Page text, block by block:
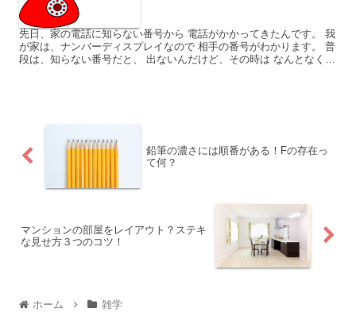
先日、家の電話に知らない番号から 電話がかかってきたんです。 我
が家は、ナンバーディスプレイなので 相手の番号がわかります。 普
段は、知らない番号だと、 出ないんだけど、その時は なんとなく、
鉛筆の濃さには順番がある！Fの存在っ
て何？
マンションの部屋をレイアウト？ステキ
な見せ方３つのコツ！
ホーム 雑学